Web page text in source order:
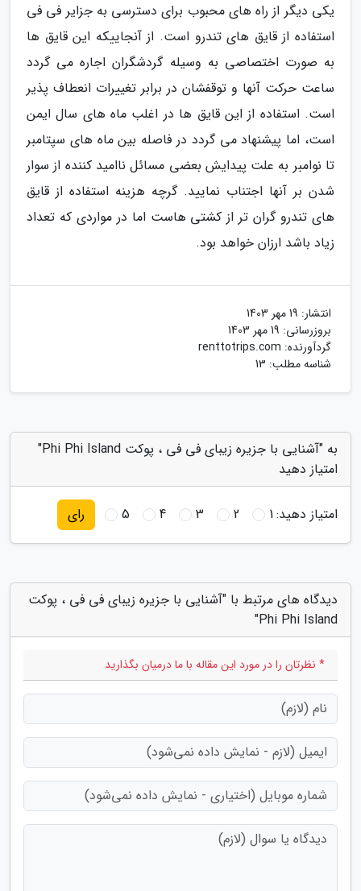
یکی دیگر از راه های محبوب برای دسترسی به جزایر فی فی
استفاده از قایق های تندرو است. از آنجاییکه این قایق ها
به صورت اختصاصی به وسیله گردشگران اجاره می گردد
ساعت حرکت آنها و توقفشان در برابر تغییرات انعطاف پذیر
است. استفاده از این قایق ها در اغلب ماه های سال ایمن
است، اما پیشنهاد می گردد در فاصله بین ماه های سپتامبر
تا نوامبر به علت پیدایش بعضی مسائل ناامید کننده از سوار
شدن بر آنها اجتناب نمایید. گرچه هزینه استفاده از قایق
های تندرو گران تر از کشتی هاست اما در مواردی که تعداد
زیاد باشد ارزان خواهد بود.
انتشار: 19 مهر 1403
بروزرسانی: 19 مهر 1403
گردآورنده: renttotrips.com
شناسه مطلب: 13
به "آشنایی با جزیره زیبای فی فی ، پوکت Phi Phi Island"
امتیاز دهید
امتیاز دهید:1
2
3
4
5 رای
دیدگاه های مرتبط با "آشنایی با جزیره زیبای فی فی ، پوکت
Phi Phi Island"
* نظرتان را در مورد این مقاله با ما درمیان بگذارید